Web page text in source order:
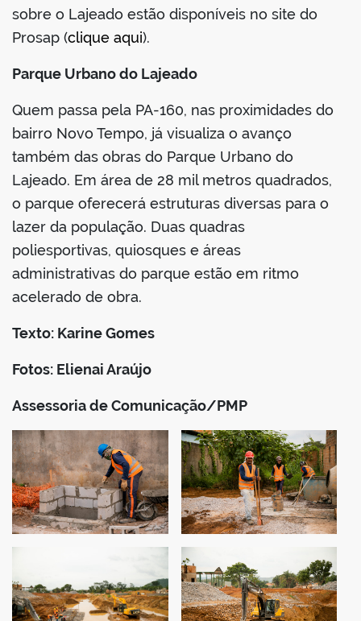
sobre o Lajeado estão disponíveis no site do
Prosap (clique aqui).
Parque Urbano do Lajeado
Quem passa pela PA-160, nas proximidades do
bairro Novo Tempo, já visualiza o avanço
também das obras do Parque Urbano do
Lajeado. Em área de 28 mil metros quadrados,
o parque oferecerá estruturas diversas para o
lazer da população. Duas quadras
poliesportivas, quiosques e áreas
administrativas do parque estão em ritmo
acelerado de obra.
Texto: Karine Gomes
Fotos: Elienai Araújo
Assessoria de Comunicação/PMP